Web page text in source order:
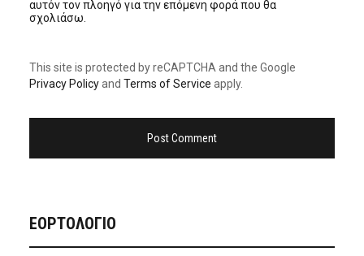
αυτόν τον πλοηγό για την επόμενη φορά που θα
σχολιάσω.
This site is protected by reCAPTCHA and the Google
Privacy Policyand Terms of Service apply.
ΕΟΡΤΟΛΟΓΙΟ